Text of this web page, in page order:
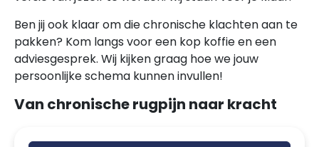
Ben jij ook klaar om die chronische klachten aan te
pakken? Kom langs voor een kop koffie en een
adviesgesprek. Wij kijken graag hoe we jouw
persoonlijke schema kunnen invullen!
Van chronische rugpijn naar kracht